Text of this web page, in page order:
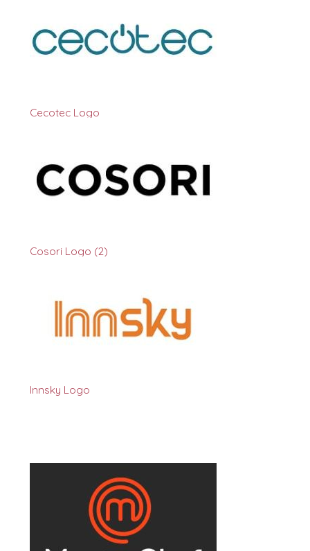
Cecotec Logo
Cosori Logo (2)
Innsky Logo